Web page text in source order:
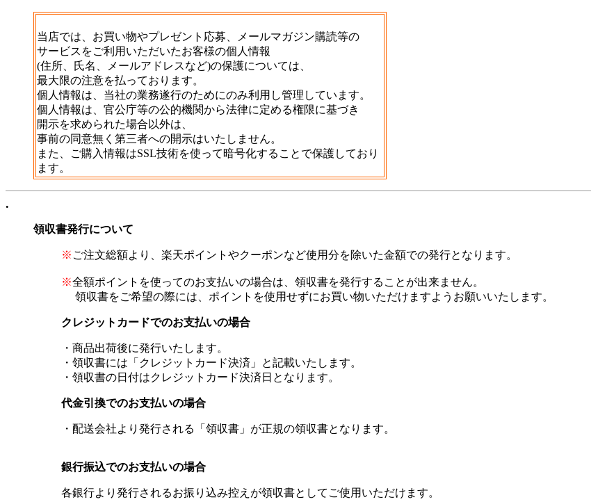
当店では、お買い物やプレゼント応募、メールマガジン購読等の
サービスをご利用いただいたお客様の個人情報
(住所、氏名、メールアドレスなど)の保護については、
最大限の注意を払っております。
個人情報は、当社の業務遂行のためにのみ利用し管理しています。
個人情報は、官公庁等の公的機関から法律に定める権限に基づき
開示を求められた場合以外は、
事前の同意無く第三者への開示はいたしません。
また、ご購入情報はSSL技術を使って暗号化することで保護しており
ます。
.
領収書発行について
※ ご注文総額より、楽天ポイントやクーポンなど使用分を除いた金額での発行となります。
※全額ポイントを使ってのお支払いの場合は、領収書を発行することが出来ません。
領収書をご希望の際には、ポイントを使用せずにお買い物いただけますようお願いいたします。
クレジットカードでのお支払いの場合
・商品出荷後に発行いたします。
・領収書には「クレジットカード決済」と記載いたします。
・領収書の日付はクレジットカード決済日となります。
代金引換でのお支払いの場合
・配送会社より発行される「領収書」が正規の領収書となります。
銀行振込でのお支払いの場合
各銀行より発行されるお振り込み控えが領収書としてご使用いただけます。